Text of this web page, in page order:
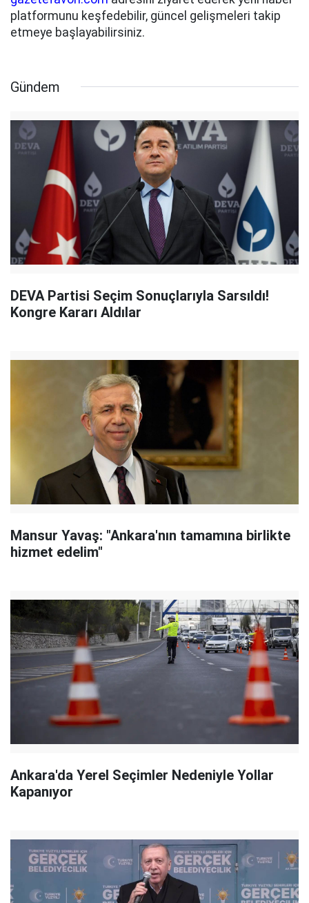
platformunu keşfedebilir, güncel gelişmeleri takip
etmeye başlayabilirsiniz.
Gündem
DEVA Partisi Seçim Sonuçlarıyla Sarsıldı!
Kongre Kararı Aldılar
Mansur Yavaş: "Ankara'nın tamamına birlikte
hizmet edelim"
Ankara'da Yerel Seçimler Nedeniyle Yollar
Kapanıyor